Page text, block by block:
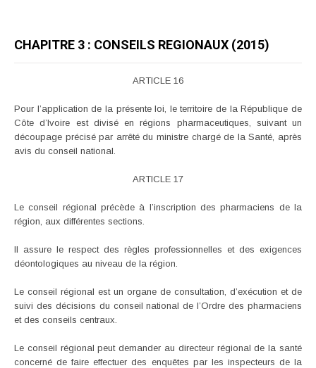
CHAPITRE 3 : CONSEILS REGIONAUX (2015)
ARTICLE 16
Pour l’application de la présente loi, le territoire de la République de
Côte d’Ivoire est divisé en régions pharmaceutiques, suivant un
découpage précisé par arrêté du ministre chargé de la Santé, après
avis du conseil national.
ARTICLE 17
Le conseil régional précède à l’inscription des pharmaciens de la
région, aux différentes sections.
II assure le respect des règles professionnelles et des exigences
déontologiques au niveau de la région.
Le conseil régional est un organe de consultation, d’exécution et de
suivi des décisions du conseil national de l’Ordre des pharmaciens
et des conseils centraux.
Le conseil régional peut demander au directeur régional de la santé
concerné de faire effectuer des enquêtes par les inspecteurs de la